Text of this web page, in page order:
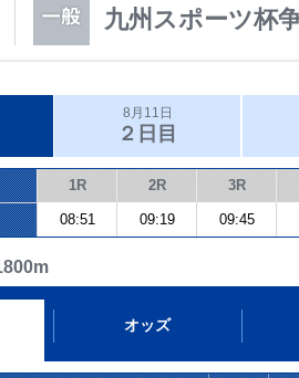
九州スポーツ杯
8月11日
２日目
1R 2R 3R
08:51 09:19 09:45
オッズ